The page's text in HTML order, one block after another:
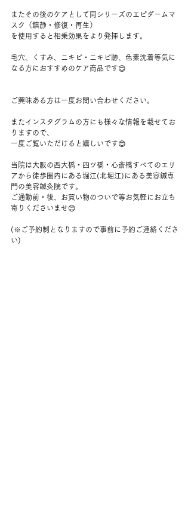
またその後のケアとして同シリーズのエピダームマ
スク（鎮静・修復・再生）
を使用すると相乗効果をより発揮します。
毛穴、くすみ、ニキビ・ニキビ跡、色素沈着等気に
なる方におすすめのケア商品です😊
ご興味ある方は一度お問い合わせください。
またインスタグラムの方にも様々な情報を載せてお
りますので、
一度ご覧いただけると嬉しいです😊
当院は大阪の西大橋・四ツ橋・心斎橋すべてのエリ
アから徒歩圏内にある堀江(北堀江)にある美容鍼専
門の美容鍼灸院です。
ご通勤前・後、お買い物のついで等お気軽にお立ち
寄りくださいませ😊
(※ご予約制となりますので事前に予約ご連絡くださ
い)